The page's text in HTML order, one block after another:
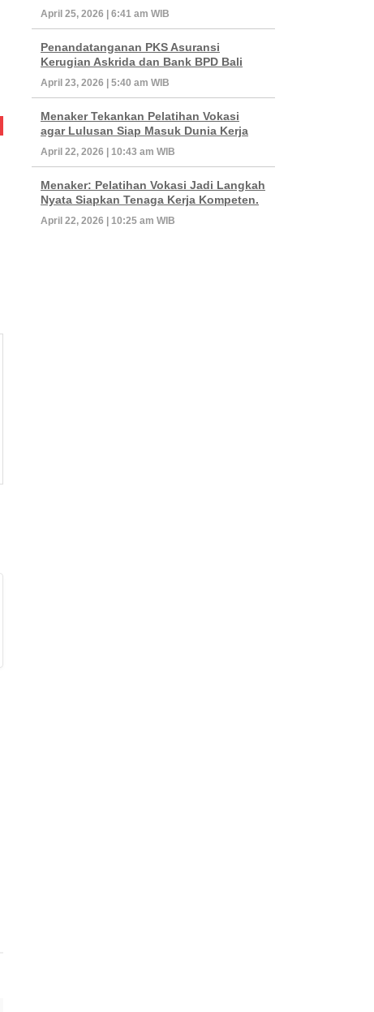
April 25, 2026 | 6:41 am WIB
Penandatanganan PKS Asuransi
Kerugian Askrida dan Bank BPD Bali
April 23, 2026 | 5:40 am WIB
Menaker Tekankan Pelatihan Vokasi
agar Lulusan Siap Masuk Dunia Kerja
April 22, 2026 | 10:43 am WIB
Menaker: Pelatihan Vokasi Jadi Langkah
Nyata Siapkan Tenaga Kerja Kompeten.
April 22, 2026 | 10:25 am WIB